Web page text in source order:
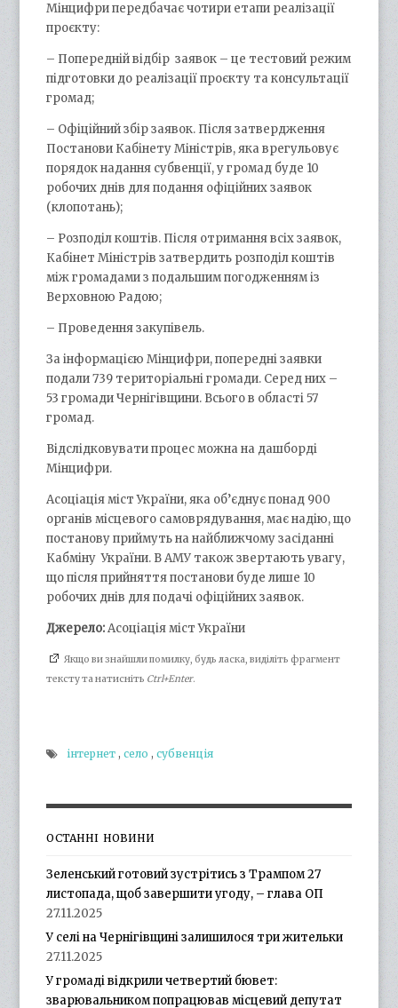
Мінцифри передбачає чотири етапи реалізації
проєкту:
– Попередній відбір заявок – це тестовий режим
підготовки до реалізації проєкту та консультації
громад;
– Офіційний збір заявок. Після затвердження
Постанови Кабінету Міністрів, яка врегульовує
порядок надання субвенції, у громад буде 10
робочих днів для подання офіційних заявок
(клопотань);
– Розподіл коштів. Після отримання всіх заявок,
Кабінет Міністрів затвердить розподіл коштів
між громадами з подальшим погодженням із
Верховною Радою;
– Проведення закупівель.
За інформацією Мінцифри, попередні заявки
подали 739 територіальні громади. Серед них –
53 громади Чернігівщини. Всього в області 57
громад.
Відслідковувати процес можна на дашборді
Мінцифри.
Асоціація міст України, яка об’єднує понад 900
органів місцевого самоврядування, має надію, що
постанову приймуть на найближчому засіданні
Кабміну України. В АМУ також звертають увагу,
що після прийняття постанови буде лише 10
робочих днів для подачі офіційних заявок.
Джерело:Асоціація міст України
Якщо ви знайшли помилку, будь ласка, виділіть фрагмент
тексту та натисніть Ctrl+Enter.
інтернет ,село ,субвенція
ОСТАННІ НОВИНИ
Зеленський готовий зустрітись з Трампом 27
листопада, щоб завершити угоду, – глава ОП
27.11.2025
У селі на Чернігівщині залишилося три жительки
27.11.2025
У громаді відкрили четвертий бювет:
зварювальником попрацював місцевий депутат